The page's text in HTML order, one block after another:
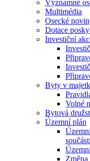
Významné
Multimédia
Osecké
Dotace
Investiční
Byty v
Volné
Bytová
Územní plán